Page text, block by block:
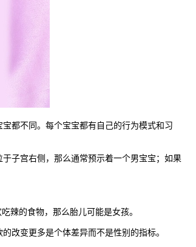
都不同。每个宝宝都有自己的行为模式和习
子宫右侧，那么通常预示着一个男宝宝；如果
辣的食物，那么胎儿可能是女孩。
改变更多是个体差异而不是性别的指标。